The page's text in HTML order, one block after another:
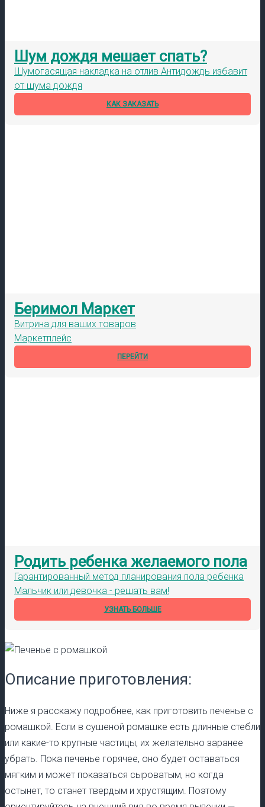
Шум дождя мешает спать?
Шумогасящая накладка на отлив Антидождь избавит
от шума дождя
КАК ЗАКАЗАТЬ
Беримол Маркет
Витрина для ваших товаров
Маркетплейс
ПЕРЕЙТИ
Родить ребенка желаемого пола
Гарантированный метод планирования пола ребенка
Мальчик или девочка - решать вам!
УЗНАТЬ БОЛЬШЕ
Описание приготовления:
Ниже я расскажу подробнее, как приготовить печенье с
ромашкой. Если в сушеной ромашке есть длинные стебли
или какие-то крупные частицы, их желательно заранее
убрать. Пока печенье горячее, оно будет оставаться
мягким и может показаться сыроватым, но когда
остынет, то станет твердым и хрустящим. Поэтому